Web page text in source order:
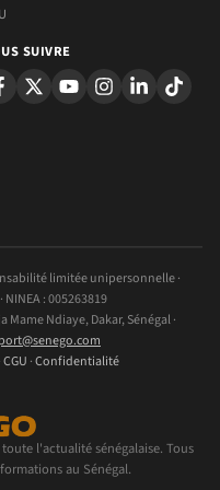
SUIVRE
limitée unipersonnelle ·
NINEA : 005263819
Ndiaye, Dakar, Sénégal ·
CGU ·Confidentialité
l'actualité sénégalaise. Tous
au Sénégal.